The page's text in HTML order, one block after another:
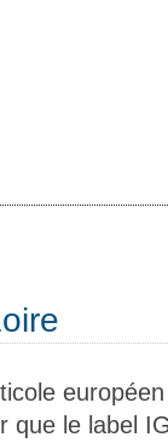
que le label